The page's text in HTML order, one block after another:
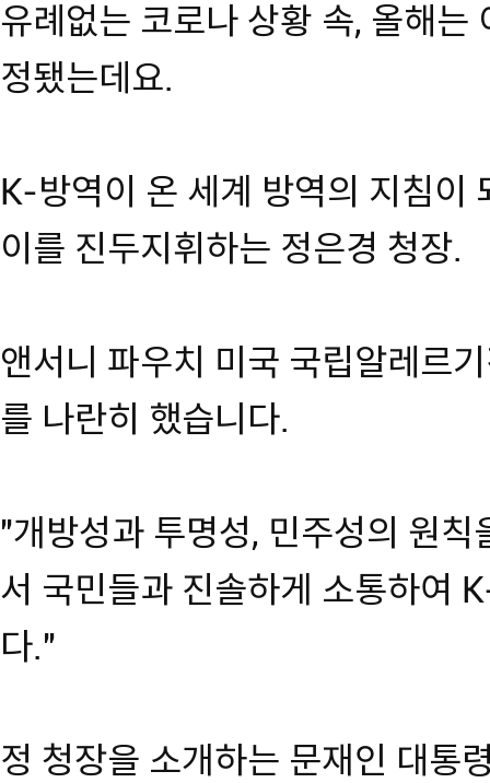
유례없는 코로나 상황 속, 올해는
정됐는데요.
K-방역이 온 세계 방역의 지침이
이를 진두지휘하는 정은경 청장.
앤서니 파우치 미국 국립알레르
를 나란히 했습니다.
"개방성과 투명성, 민주성의 원
서 국민들과 진솔하게 소통하여
다."
정 청장을 소개하는 문재인 대통